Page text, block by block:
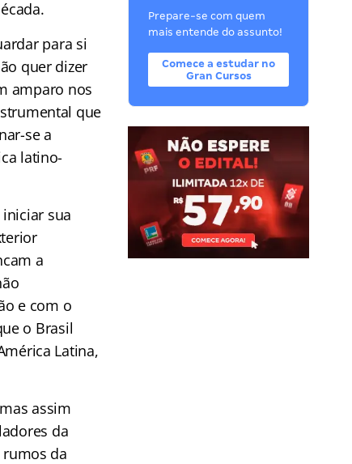
para si
quer dizer
amparo nos
que
se a
latino-
sua
a
e com o
o Brasil
Latina,
assim
da
da
Prepare-se com quem
mais entende do assunto!
Comece a estudar no
Gran Cursos